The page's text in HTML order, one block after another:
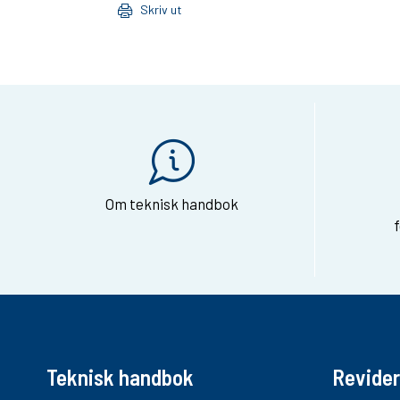
Skriv ut
Om teknisk handbok
Teknisk handbok